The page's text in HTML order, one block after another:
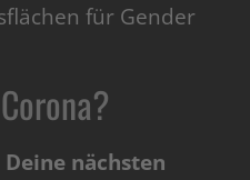
für Gender
Deine nächsten